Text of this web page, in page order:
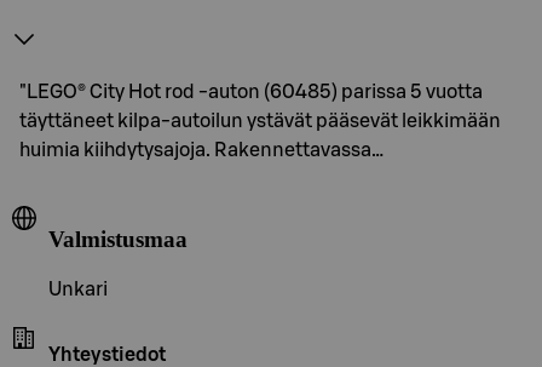
"LEGO® City Hot rod ‑auton (60485) parissa 5 vuotta
täyttäneet kilpa-autoilun ystävät pääsevät leikkimään
huimia kiihdytysajoja. Rakennettavassa…
Valmistusmaa
Unkari
Yhteystiedot